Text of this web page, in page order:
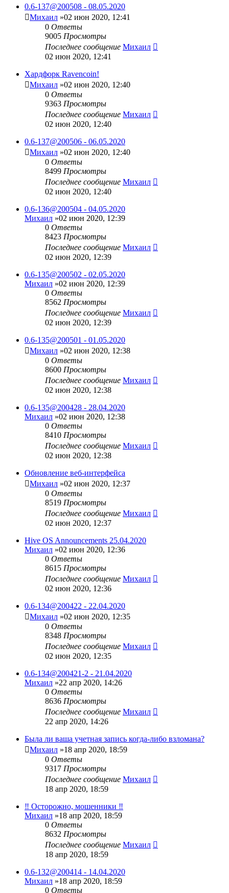
0.6-137@200508 - 08.05.2020
Михаил »02 июн 2020, 12:41
0 Ответы
9005 Просмотры
Последнее сообщение Михаил
02 июн 2020, 12:41
Хардфорк Ravencoin!
Михаил »02 июн 2020, 12:40
0 Ответы
9363 Просмотры
Последнее сообщение Михаил
02 июн 2020, 12:40
0.6-137@200506 - 06.05.2020
Михаил »02 июн 2020, 12:40
0 Ответы
8499 Просмотры
Последнее сообщение Михаил
02 июн 2020, 12:40
0.6-136@200504 - 04.05.2020
Михаил »02 июн 2020, 12:39
0 Ответы
8423 Просмотры
Последнее сообщение Михаил
02 июн 2020, 12:39
0.6-135@200502 - 02.05.2020
Михаил »02 июн 2020, 12:39
0 Ответы
8562 Просмотры
Последнее сообщение Михаил
02 июн 2020, 12:39
0.6-135@200501 - 01.05.2020
Михаил »02 июн 2020, 12:38
0 Ответы
8600 Просмотры
Последнее сообщение Михаил
02 июн 2020, 12:38
0.6-135@200428 - 28.04.2020
Михаил »02 июн 2020, 12:38
0 Ответы
8410 Просмотры
Последнее сообщение Михаил
02 июн 2020, 12:38
Обновление веб-интерфейса
Михаил »02 июн 2020, 12:37
0 Ответы
8519 Просмотры
Последнее сообщение Михаил
02 июн 2020, 12:37
Hive OS Announcements 25.04.2020
Михаил »02 июн 2020, 12:36
0 Ответы
8615 Просмотры
Последнее сообщение Михаил
02 июн 2020, 12:36
0.6-134@200422 - 22.04.2020
Михаил »02 июн 2020, 12:35
0 Ответы
8348 Просмотры
Последнее сообщение Михаил
02 июн 2020, 12:35
0.6-134@200421-2 - 21.04.2020
Михаил »22 апр 2020, 14:26
0 Ответы
8636 Просмотры
Последнее сообщение Михаил
22 апр 2020, 14:26
Была ли ваша учетная запись когда-либо взломана?
Михаил »18 апр 2020, 18:59
0 Ответы
9317 Просмотры
Последнее сообщение Михаил
18 апр 2020, 18:59
‼️ Осторожно, мошенники ‼️
Михаил »18 апр 2020, 18:59
0 Ответы
8632 Просмотры
Последнее сообщение Михаил
18 апр 2020, 18:59
0.6-132@200414 - 14.04.2020
Михаил »18 апр 2020, 18:59
0 Ответы